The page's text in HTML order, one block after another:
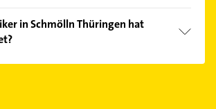
und profitieren Sie von den
Suchergebnisse können Sie sich
sortiert anzeigen lassen.
in Schmölln Thüringen hat
finden Sie alleÖffnungszeiten.
können.